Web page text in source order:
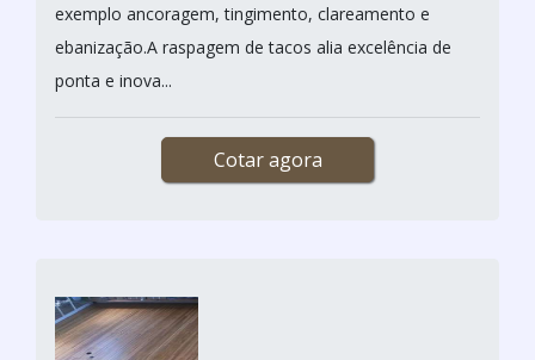
exemplo ancoragem, tingimento, clareamento e
ebanização.A raspagem de tacos alia excelência de
ponta e inova...
Cotar agora